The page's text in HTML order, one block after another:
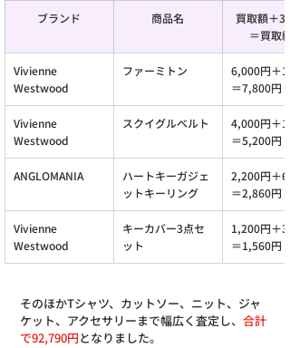
ブランド 商品名
買取額＋30
＝買取総
Vivienne
Westwood
ファーミトン
6,000円＋
＝7,800円
Vivienne
Westwood
スクイグルベルト
4,000円＋
＝5,200円
ANGLOMANIA
ハートキーガジェ
ットキーリング
2,200円＋
＝2,860円
Vivienne
Westwood
キーカバー3点セ
ット
1,200円＋
＝1,560円
そのほかTシャツ、カットソー、ニット、ジャ
ケット、アクセサリーまで幅広く査定し、 合計
で92,790円となりました。